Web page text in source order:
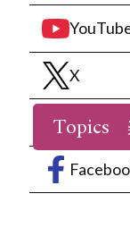
X
LINE
Topics